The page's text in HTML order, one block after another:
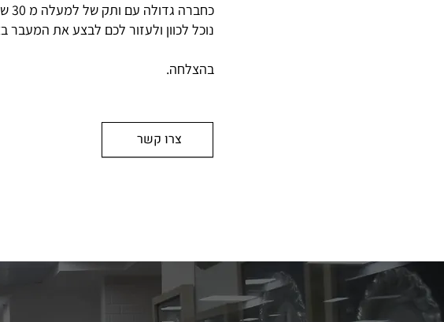
כחברה גדולה עם ותק של למעלה מ 30 שנה בביטוח,
נוכל לכוון ולעזור לכם לבצע את המעבר
בהצלחה.
צרו קשר